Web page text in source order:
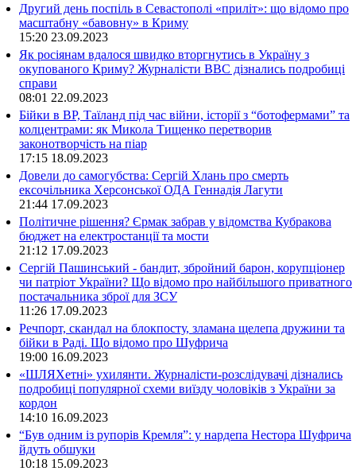
Другий день поспіль в Севастополі «приліт»: що відомо про
масштабну «бавовну» в Криму
15:20 23.09.2023
Як росіянам вдалося швидко вторгнутись в Україну з
окупованого Криму? Журналісти ВВС дізнались подробиці
справи
08:01 22.09.2023
Бійки в ВР, Таїланд під час війни, історії з “ботофермами” та
колцентрами: як Микола Тищенко перетворив
законотворчість на піар
17:15 18.09.2023
Довели до самогубства: Сергій Хлань про смерть
ексочільника Херсонської ОДА Геннадія Лагути
21:44 17.09.2023
Політичне рішення? Єрмак забрав у відомства Кубракова
бюджет на електростанції та мости
21:12 17.09.2023
Сергій Пашинський - бандит, збройний барон, корупціонер
чи патріот України? Що відомо про найбільшого приватного
постачальника зброї для ЗСУ
11:26 17.09.2023
Речпорт, скандал на блокпосту, зламана щелепа дружини та
бійки в Раді. Що відомо про Шуфрича
19:00 16.09.2023
«ШЛЯХетні» ухилянти. Журналісти-розслідувачі дізнались
подробиці популярної схеми виїзду чоловіків з України за
кордон
14:10 16.09.2023
“Був одним із рупорів Кремля”: у нардепа Нестора Шуфрича
йдуть обшуки
10:18 15.09.2023